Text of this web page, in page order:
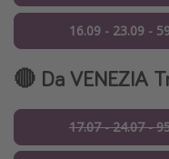
16.09 - 23.09 -
🔴 Da VENEZIA
17.07 - 24.07 -